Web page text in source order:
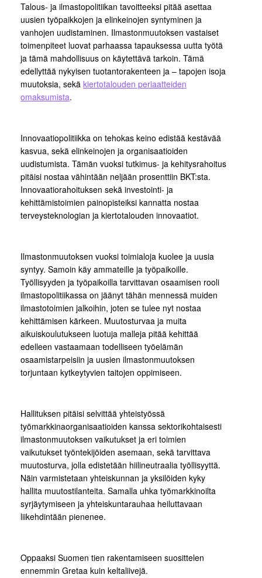
Talous- ja ilmastopolitiikan tavoitteeksi pitää asettaa
uusien työpaikkojen ja elinkeinojen syntyminen ja
vanhojen uudistaminen. Ilmastonmuutoksen vastaiset
toimenpiteet luovat parhaassa tapauksessa uutta työtä
ja tämä mahdollisuus on käytettävä tarkoin. Tämä
edellyttää nykyisen tuotantorakenteen ja – tapojen isoja
muutoksia, sekä kiertotalouden periaatteiden
omaksumista.
Innovaatiopolitiikka on tehokas keino edistää kestävää
kasvua, sekä elinkeinojen ja organisaatioiden
uudistumista. Tämän vuoksi tutkimus- ja kehitysrahoitus
pitäisi nostaa vähintään neljään prosenttiin BKT:sta.
Innovaatiorahoituksen sekä investointi- ja
kehittämistoimien painopisteiksi kannatta nostaa
terveysteknologian ja kiertotalouden innovaatiot.
Ilmastonmuutoksen vuoksi toimialoja kuolee ja uusia
syntyy. Samoin käy ammateille ja työpaikoille.
Työllisyyden ja työpaikoilla tarvittavan osaamisen rooli
ilmastopolitiikassa on jäänyt tähän mennessä muiden
ilmastotoimien jalkoihin, joten se tulee nyt nostaa
kehittämisen kärkeen. Muutosturvaa ja muita
aikuiskoulutukseen luotuja malleja pitää kehittää
edelleen vastaamaan todelliseen työelämän
osaamistarpeisiin ja uusien ilmastonmuutoksen
torjuntaan kytkeytyvien taitojen oppimiseen.
Hallituksen pitäisi selvittää yhteistyössä
työmarkkinaorganisaatioiden kanssa sektorikohtaisesti
ilmastonmuutoksen vaikutukset ja eri toimien
vaikutukset työntekijöiden asemaan, sekä tarvittava
muutosturva, jolla edistetään hiilineutraalia työllisyyttä.
Näin varmistetaan yhteiskunnan ja yksilöiden kyky
hallita muutostilanteita. Samalla uhka työmarkkinoilta
syrjäytymiseen ja yhteiskuntarauhaa heiluttavaan
liikehdintään pienenee.
Oppaaksi Suomen tien rakentamiseen suosittelen
ennemmin Gretaa kuin keltaliivejä.